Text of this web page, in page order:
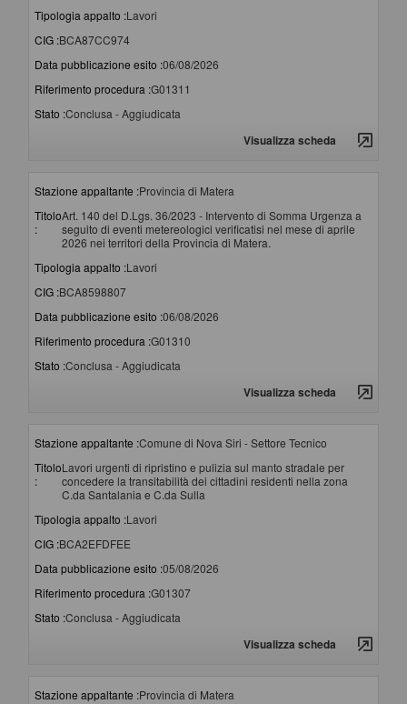
Tipologia appalto :Lavori
CIG :BCA87CC974
Data pubblicazione esito :06/08/2026
Riferimento procedura :G01311
Stato :Conclusa - Aggiudicata
Visualizza scheda
Stazione appaltante :Provincia di Matera
Titolo
:
Art. 140 del D.Lgs. 36/2023 - Intervento di Somma Urgenza a
seguito di eventi metereologici verificatisi nel mese di aprile
2026 nei territori della Provincia di Matera.
Tipologia appalto :Lavori
CIG :BCA8598807
Data pubblicazione esito :06/08/2026
Riferimento procedura :G01310
Stato :Conclusa - Aggiudicata
Visualizza scheda
Stazione appaltante :Comune di Nova Siri - Settore Tecnico
Titolo
:
Lavori urgenti di ripristino e pulizia sul manto stradale per
concedere la transitabilità dei cittadini residenti nella zona
C.da Santalania e C.da Sulla
Tipologia appalto :Lavori
CIG :BCA2EFDFEE
Data pubblicazione esito :05/08/2026
Riferimento procedura :G01307
Stato :Conclusa - Aggiudicata
Visualizza scheda
Stazione appaltante :Provincia di Matera